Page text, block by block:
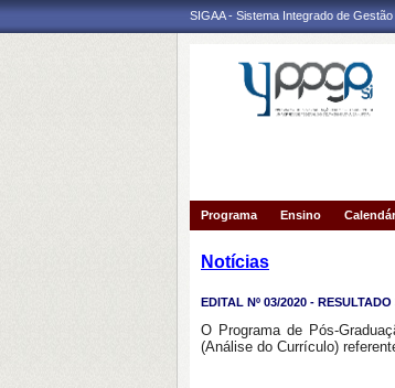
SIGAA - Sistema Integrado de
Programa Ensino
Notícias
EDITAL Nº 03/2020 - RESULTADO
O Programa de Pós-
(Análise do Currículo)